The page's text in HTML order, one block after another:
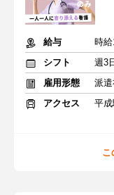
給与
時
シフト
週3
雇用形態
派遣
アクセス
平成
こ